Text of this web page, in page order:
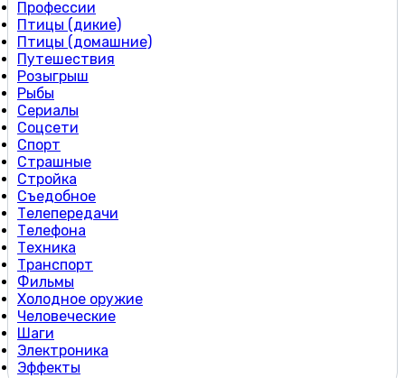
Профессии
Птицы (дикие)
Птицы (домашние)
Путешествия
Розыгрыш
Рыбы
Сериалы
Соцсети
Спорт
Страшные
Стройка
Съедобное
Телепередачи
Телефона
Техника
Транспорт
Фильмы
Холодное оружие
Человеческие
Шаги
Электроника
Эффекты